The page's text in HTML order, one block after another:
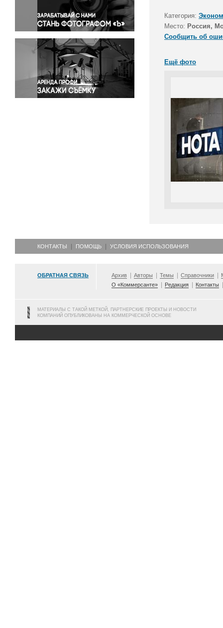
Происшествия и конфликты
Религия
Светская жизнь
Спорт
Экология
Экономика и бизнес
Категория:
Место: Россия,
Сообщить об
Ещё фото
КОНТАКТЫ ПОМОЩЬ УСЛОВИЯ ИСПОЛЬЗОВАНИЯ
ОБРАТНАЯ СВЯЗЬ Архив Авторы Темы Справочники
О «Коммерсанте»
Редакция Контакты
МАТЕРИАЛЫ С ТАКОЙ МЕТКОЙ, ПАРТНЕРСКИЕ ПРОЕКТЫ И НОВОСТИ
КОМПАНИЙ ОПУБЛИКОВАНЫ НА КОММЕРЧЕСКОЙ ОСНОВЕ